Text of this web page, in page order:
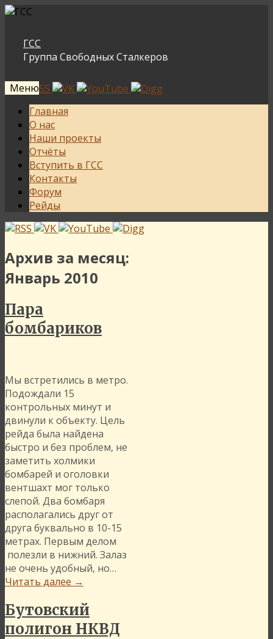
ГСС
Группа Свободных Сталкеров
Меню
Перейти
содержимому
Главная
О нас
Наши проекты
Отчёты
Вступить в ГСС
Контакты
Форум
Рейды
Архив за месяц:
Январь 2010
Пара
бомбариков
Мы встретились в метро.
Подождали 15
контрольных минут и
двинули к объекту. Цель
рейда была найдена
быстро и без проблем, не
заметить холмики
бомбарей и оголовки
вентшахт мог только
слепой. Два бомбаря
располагались друг от
друга буквально в 10-15
метрах. Первым делом
полезли в нижний. Залаз
не очень удобный, но…
Читать далее →
Бутовский
полигон НКВД